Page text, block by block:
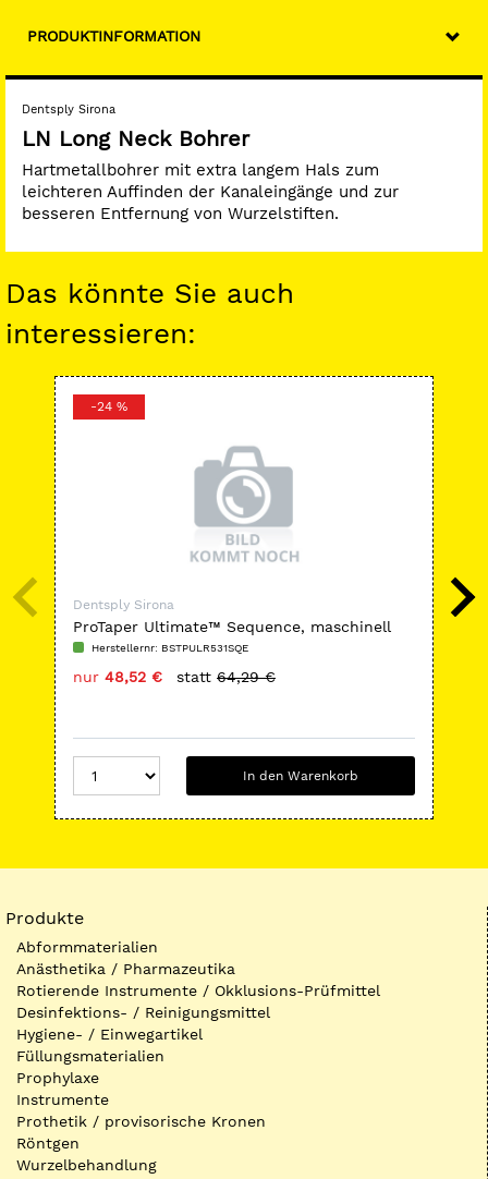
PRODUKTINFORMATION
Dentsply Sirona
LN Long Neck Bohrer
Hartmetallbohrer mit extra langem Hals zum
leichteren Auffinden der Kanaleingänge und zur
besseren Entfernung von Wurzelstiften.
Das könnte Sie auch
interessieren:
-24 %
Dentsply Sirona
ProTaper Ultimate™ Sequence, maschinell
Herstellernr: BSTPULR531SQE
nur 48,52 € statt 64,29 €
In den Warenkorb
Produkte
Abformmaterialien
Anästhetika / Pharmazeutika
Rotierende Instrumente / Okklusions-Prüfmittel
Desinfektions- / Reinigungsmittel
Hygiene- / Einwegartikel
Füllungsmaterialien
Prophylaxe
Instrumente
Prothetik / provisorische Kronen
Röntgen
Wurzelbehandlung